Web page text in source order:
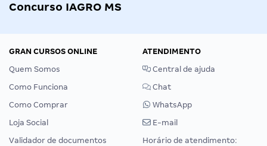
Concurso IAGRO MS
GRAN CURSOS ONLINE
Quem Somos
Como Funciona
Como Comprar
Loja Social
Validador de documentos
ATENDIMENTO
Central de ajuda
Chat
WhatsApp
E-mail
Horário de atendimento: